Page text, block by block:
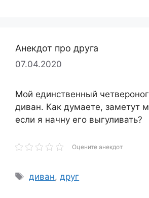
Анекдот про друга
07.04.2020
Мой единственный
диван. Как думаете, заметут
если я начну его выгуливать?
Оцените анекдот
Метки
диван,друг